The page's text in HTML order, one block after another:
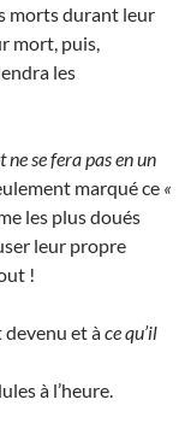
morts durant leur
mort, puis,
les
ne se fera pas en un
marqué ce «
les plus doués
leur propre
!
devenu et àce qu’il
à l’heure.